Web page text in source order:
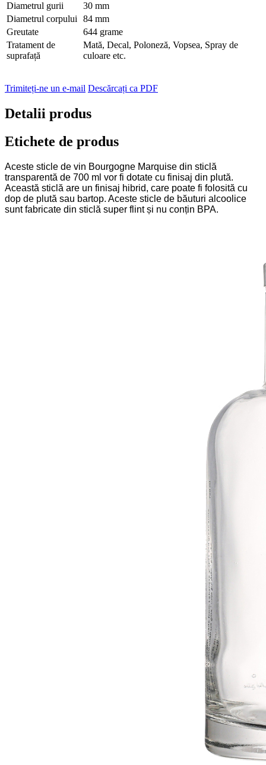
Diametrul gurii
30 mm
Diametrul corpului
84 mm
Greutate
644 grame
Tratament de
suprafață
Mată, Decal, Poloneză, Vopsea, Spray de
culoare etc.
Trimiteți-ne un e-mail Descărcați ca PDF
Detalii produs
Etichete de produs
Aceste sticle de vin Bourgogne Marquise din sticlă
transparentă de 700 ml vor fi dotate cu finisaj din plută.
Această sticlă are un finisaj hibrid, care poate fi folosită cu
dop de plută sau bartop. Aceste sticle de băuturi alcoolice
sunt fabricate din sticlă super flint și nu conțin BPA.